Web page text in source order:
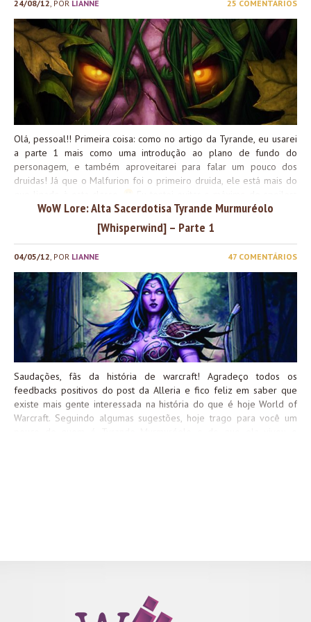
24/08/12, POR LIANNE 25 COMENTÁRIOS
Olá, pessoal!! Primeira coisa: como no artigo da Tyrande, eu usarei
a parte 1 mais como uma introdução ao plano de fundo do
personagem, e também aproveitarei para falar um pouco dos
druidas! Já que o Malfurion foi o primeiro druida, ele está mais do
para o próximo post. Não há muito background sobre Malfurion e
os druidas pré-WotA [War of the Ancients – Guerra dos
Anciãos], então vamos discutir bastante o papel importante do
Como no artigo de sua agora excelentíssima esposa, Tyrande, a
história de Malfurion ficará dividida em duas partes que serão
apresentadas de acordo com a didática dos posts, seguindo a linha
temporal. E dito isso, quero avisar que não haverá parte 2 semana
que vem. A parte dois seguirá logo depois do término...
WoW Lore: Alta Sacerdotisa Tyrande Murmuréolo
[Whisperwind] – Parte 1
04/05/12 , POR LIANNE 47 COMENTÁRIOS
Saudações, fãs da história de warcraft! Agradeço todos os
feedbacks positivos do post da Alleria e fico feliz em saber que
existe mais gente interessada na história do que é hoje World of
Warcraft. Seguindo algumas sugestões, hoje trago para você um